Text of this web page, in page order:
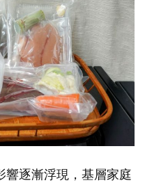
響逐漸浮現，基層家庭